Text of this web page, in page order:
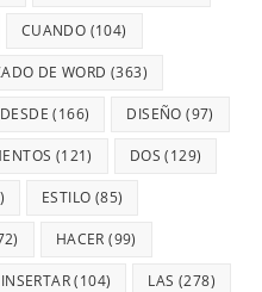
CUANDO (104)
DE WORD (363)
DESDE (166) DISEÑO (97)
(121) DOS (129)
ESTILO (85)
HACER (99)
INSERTAR(104) LAS (278)